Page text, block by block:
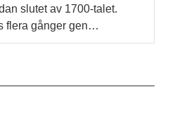
slutet av 1700-talet.
flera gånger gen…